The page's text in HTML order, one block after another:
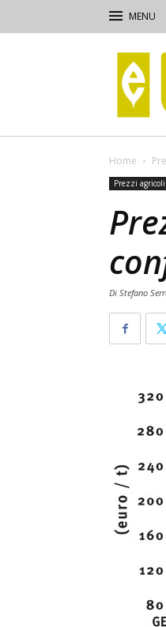
Terra
e
Vita
Home
Prezzi
Di Stefano